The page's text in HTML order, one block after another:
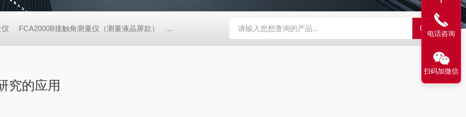
FCA2000B接触角测量仪（测量液晶屏款） 动态表面张力仪 TX500C PRO视频旋转滴界面张力仪 FST200A全自动表面张力仪
究的应用
电话咨询
扫码加微信